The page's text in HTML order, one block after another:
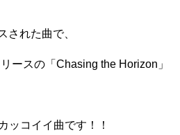
された曲で、
ースの「Chasing the Horizon」
ッコイイ曲です！！